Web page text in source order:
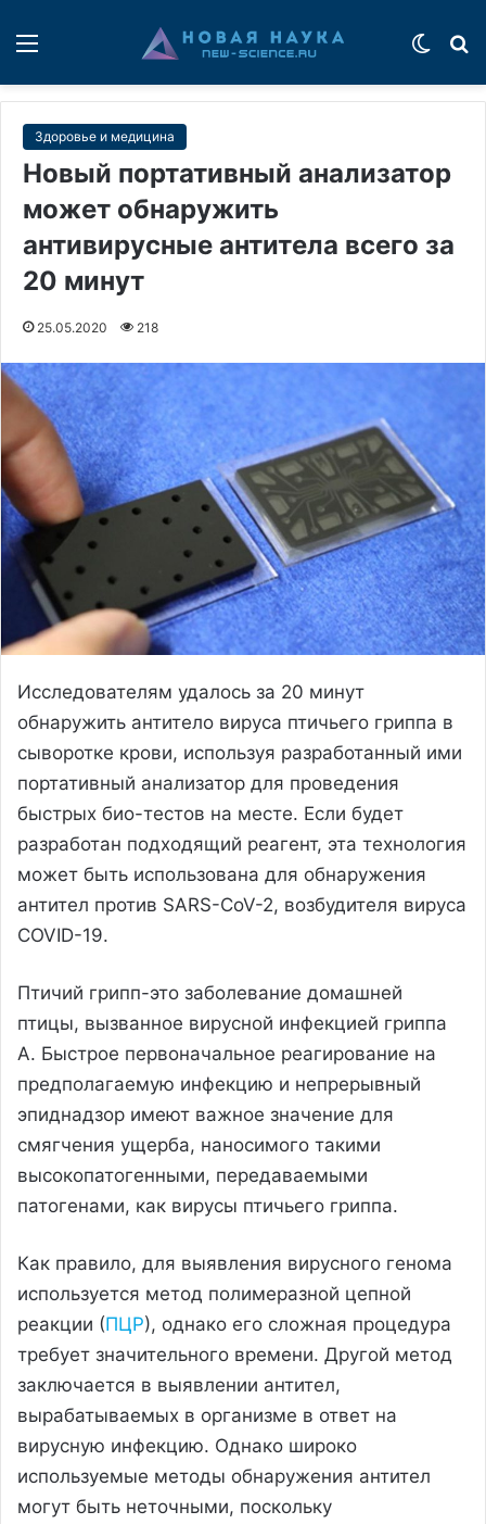
Здоровье и медицина
Новый портативный анализатор
может обнаружить
антивирусные антитела всего за
20 минут
25.05.2020 218
Исследователям удалось за 20 минут
обнаружить антитело вируса птичьего гриппа в
сыворотке крови, используя разработанный ими
портативный анализатор для проведения
быстрых био-тестов на месте. Если будет
разработан подходящий реагент, эта технология
может быть использована для обнаружения
антител против SARS-CoV-2, возбудителя вируса
COVID-19.
Птичий грипп-это заболевание домашней
птицы, вызванное вирусной инфекцией гриппа
А. Быстрое первоначальное реагирование на
предполагаемую инфекцию и непрерывный
эпиднадзор имеют важное значение для
смягчения ущерба, наносимого такими
высокопатогенными, передаваемыми
патогенами, как вирусы птичьего гриппа.
Как правило, для выявления вирусного генома
используется метод полимеразной цепной
реакции (ПЦР), однако его сложная процедура
требует значительного времени. Другой метод
заключается в выявлении антител,
вырабатываемых в организме в ответ на
вирусную инфекцию. Однако широко
используемые методы обнаружения антител
могут быть неточными, поскольку